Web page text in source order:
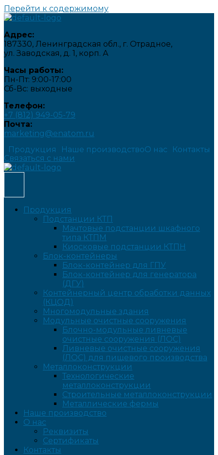
Перейти к содержимому
Адрес:
187330, Ленинградская обл., г. Отрадное,
ул. Заводская, д. 1, корп. А
Часы работы:
Пн-Пт: 9:00-17:00
Сб-Вс: выходные
Телефон:
+7 (812) 949-05-79
Почта:
marketing@enatom.ru
Продукция
Наше производствоО нас
Контакты
Связаться с нами
Продукция
Подстанции КТП
Мачтовые подстанции шкафного
типа КТПМ
Киосковые подстанции КТПН
Блок-контейнеры
Блок-контейнер для ГПУ
Блок-контейнер для генератора
(ДГУ)
Контейнерный центр обработки данных
(КЦОД)
Многомодульные здания
Модульные очистные сооружения
Блочно-модульные ливневые
очистные сооружения (ЛОС)
Ливневые очистные сооружения
(ЛОС) для пищевого производства
Металлоконструкции
Технологические
металлоконструкции
Строительные металлоконструкции
Металлические фермы
Наше производство
О нас
Реквизиты
Сертификаты
Контакты